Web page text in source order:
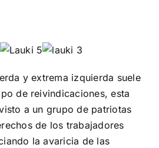
y extrema izquierda suele
de reivindicaciones, esta
a un grupo de patriotas
de los trabajadores
la avaricia de las